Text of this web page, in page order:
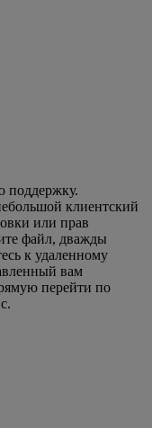
поддержку.
клиентский
или прав
файл, дважды
к удаленному
вам
перейти по